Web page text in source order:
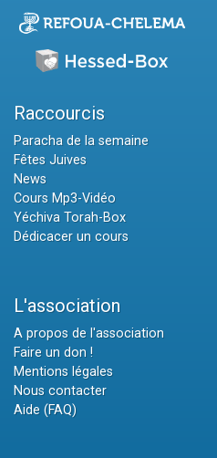
Raccourcis
Paracha de la semaine
Fêtes Juives
News
Cours Mp3-Vidéo
Yéchiva Torah-Box
Dédicacer un cours
L'association
A propos de l'association
Faire un don !
Mentions légales
Nous contacter
Aide (FAQ)